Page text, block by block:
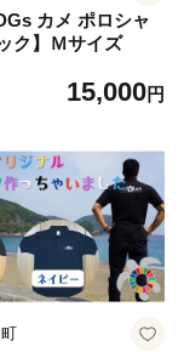
カメ ポロシャ
ク】Ｍサイズ
15,000円